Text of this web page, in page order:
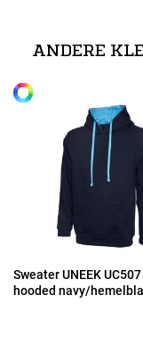
2XL
ANDERE
Sweater UNEEK
hooded navy/